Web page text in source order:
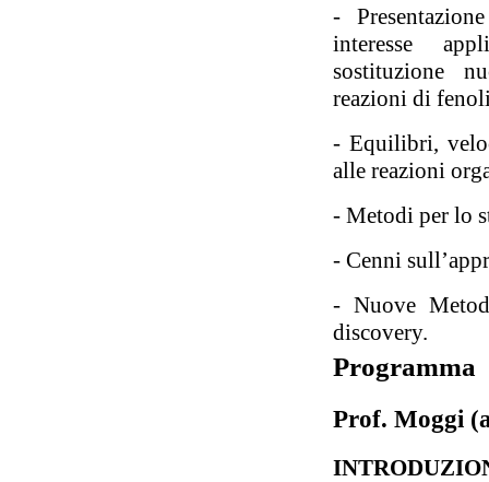
-
interesse
sostituzione
reazioni di
- Equilibri,
alle reazioni
- Metodi per lo
- Cenni
- Nuove
discovery.
Programma
Prof. Moggi